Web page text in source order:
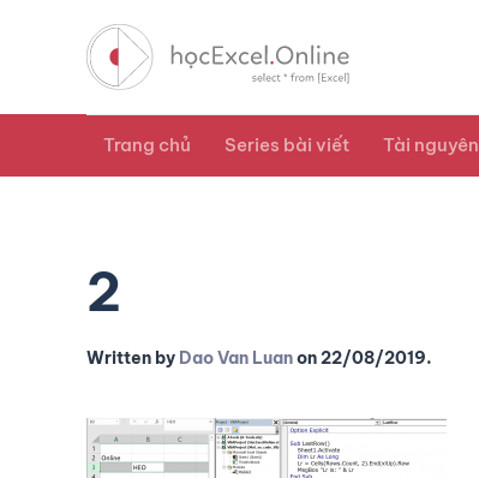
Trang chủ Series bài viết Tài nguyên
2
Written by Dao Van Luanon22/08/2019.